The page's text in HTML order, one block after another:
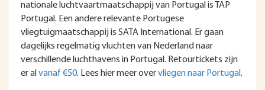
nationale luchtvaartmaatschappij van Portugal is TAP
Portugal. Een andere relevante Portugese
vliegtuigmaatschappij is SATA International. Er gaan
dagelijks regelmatig vluchten van Nederland naar
verschillende luchthavens in Portugal. Retourtickets zijn
er al vanaf €50. Lees hier meer overvliegen naar Portugal.